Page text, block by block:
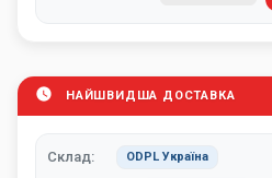
НАЙШВИДША ДОСТАВКА
Склад: ODPL Україна